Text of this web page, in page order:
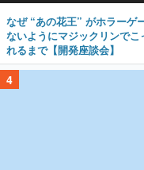
なぜ “あの花王” がホラーゲ
ないようにマジックリンで
れるまで【開発座談会】
4